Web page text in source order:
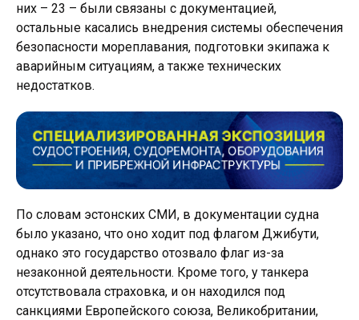
них – 23 – были связаны с документацией,
остальные касались внедрения системы обеспечения
безопасности мореплавания, подготовки экипажа к
аварийным ситуациям, а также технических
недостатков.
По словам эстонских СМИ, в документации судна
было указано, что оно ходит под флагом Джибути,
однако это государство отозвало флаг из-за
незаконной деятельности. Кроме того, у танкера
отсутствовала страховка, и он находился под
санкциями Европейского союза, Великобритании,